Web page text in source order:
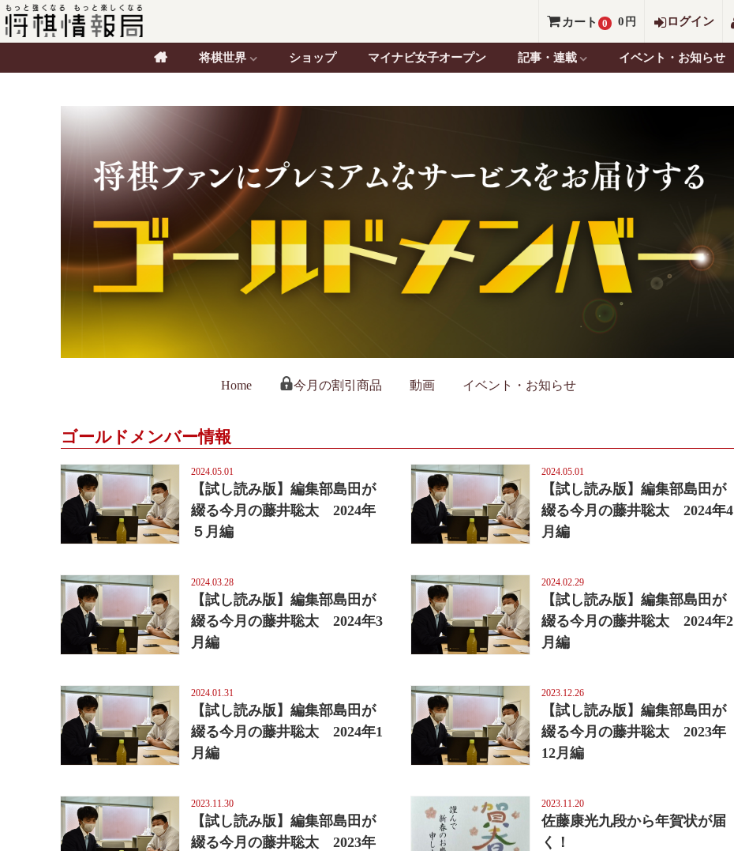
カート 0 0 円 ログイン
将棋世界 ショップ マイナビ女子オープン 記事・連載 イベント・お知らせ
Home 今月の割引商品 動画 イベント・お知らせ
ゴールドメンバー情報
2024.05.01
【試し読み版】編集部島田が
綴る今月の藤井聡太 2024年
５月編
2024.05.01
【試し読み版】編集部島田が
綴る今月の藤井聡太 2024年4
月編
2024.03.28
【試し読み版】編集部島田が
綴る今月の藤井聡太 2024年3
月編
2024.02.29
【試し読み版】編集部島田が
綴る今月の藤井聡太 2024年2
月編
2024.01.31
【試し読み版】編集部島田が
綴る今月の藤井聡太 2024年1
月編
2023.12.26
【試し読み版】編集部島田が
綴る今月の藤井聡太 2023年
12月編
2023.11.30
【試し読み版】編集部島田が
綴る今月の藤井聡太 2023年
2023.11.20
佐藤康光九段から年賀状が届
く！